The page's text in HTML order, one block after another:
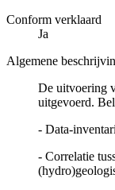
Conform verklaard
Ja
Algemene
De uitvoering
uitgevoerd.
- Data-
- Correlatie